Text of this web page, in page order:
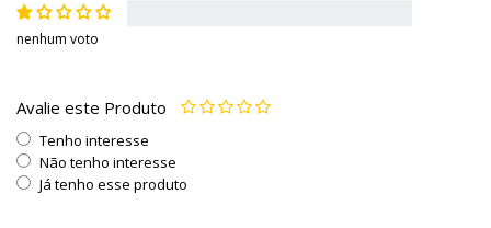
nenhum voto
Avalie este Produto
Tenho interesse
Não tenho interesse
Já tenho esse produto